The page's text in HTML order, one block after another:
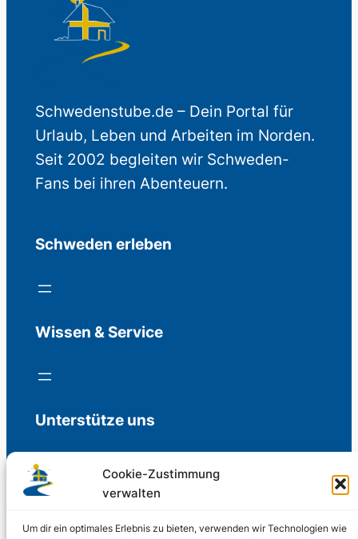
Cookie-Zustimmung
verwalten
Um dir ein optimales Erlebnis zu bieten, verwenden wir Technologien wie
Schwedenstube.de – Dein Portal für
Urlaub, Leben und Arbeiten im Norden.
Seit 2002 begleiten wir Schweden-
Fans bei ihren Abenteuern.
Schweden erleben
Wissen & Service
Unterstütze uns
Freiwillige Spenden für die Aufrechterhaltung